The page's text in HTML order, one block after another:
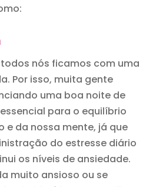
nós ficamos com uma
Por isso, muita gente
uma boa noite de
para o equilíbrio
e da nossa mente, já que
do estresse diário
os níveis de ansiedade.
muito ansioso ou se